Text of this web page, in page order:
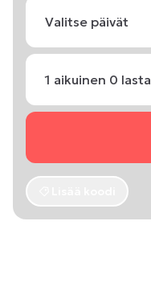
Valitse päivät
1 aikuinen 0 lasta